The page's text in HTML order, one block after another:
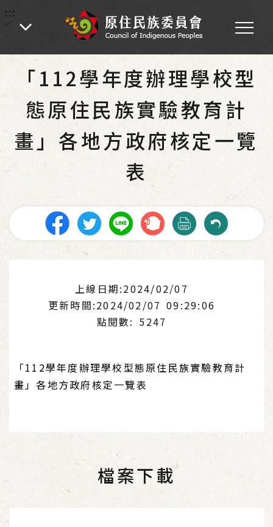
:::
:::
首頁 - 為民服務 最新消息
「112學年度辦理學校型
態原住民族實驗教育計
畫」各地方政府核定一覽
表
上線日期:2024/02/07
更新時間:2024/02/07 09:29:06
點閱數: 5247
「112學年度辦理學校型態原住民族實驗教育計
畫」各地方政府核定一覽表
檔案下載